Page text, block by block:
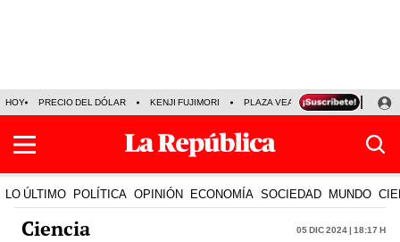
HOY PRECIO DEL DÓLAR KENJI FUJIMORI PLAZA VEA FERIADOS
LO ÚLTIMO POLÍTICA OPINIÓN ECONOMÍA SOCIEDAD MUNDO
Ciencia 05 Dic 2024 | 18:17 h